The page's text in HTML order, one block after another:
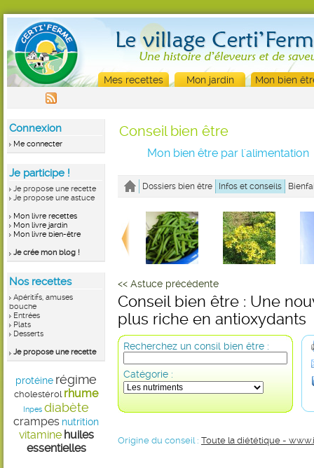
Mes recettes Mon jardin Mon bien
Connexion
Me connecter
Je participe !
Je propose une recette
Je propose une astuce
Mon livre recettes
Mon livre jardin
Mon livre bien-être
Je crée mon blog !
Nos recettes
Apéritifs, amuses
bouche
Entrées
Plats
Desserts
Je propose une recette
protéine régime
cholestérol rhume
Inpes diabète
crampes nutrition
vitamine huiles
essentielles
Conseil bien être
Mon bien être par l'alimentation
Dossiers bien être Infos et conseils
<< Astuce précédente
Conseil bien être : Une
plus riche en antioxydants
Recherchez un consil bien être :
Catégorie :
Origine du conseil : Toute la diététique -